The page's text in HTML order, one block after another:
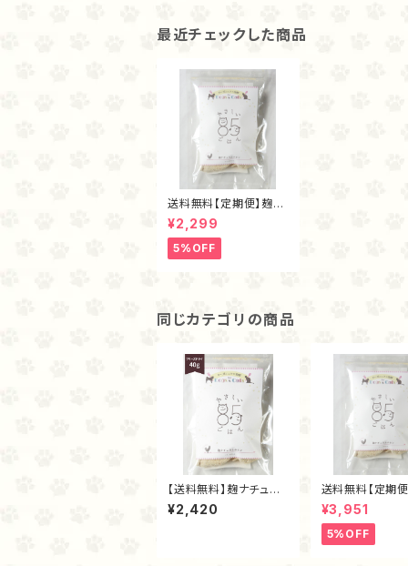
最近チェックした商品
送料無料【定期便】麹ナ
チュラルチキン・フリー
ズドライ40ｇ
¥2,299
5%OFF
同じカテゴリの商品
【送料無料】麹ナチュラ
ルチキン（フリーズドラ
イ40ｇ）
¥2,420
送料無料【定期
チュラルチキン・
ズドライ80ｇ
¥3,951
5%OFF